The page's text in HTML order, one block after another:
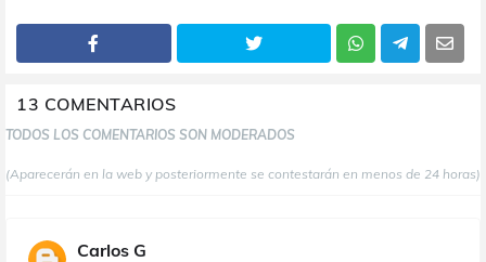
13 COMENTARIOS
TODOS LOS COMENTARIOS SON MODERADOS
(Aparecerán en la web y posteriormente se contestarán en menos de 24 horas)
Carlos G